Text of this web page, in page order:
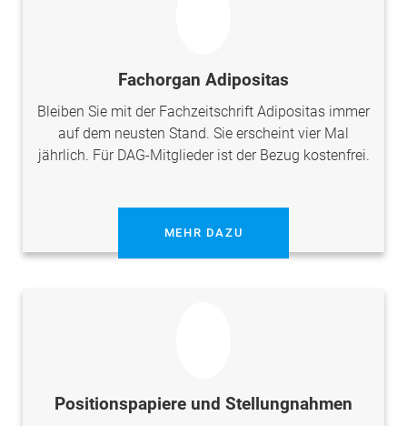
Fachorgan Adipositas
Bleiben Sie mit der Fachzeitschrift Adipositas immer
auf dem neusten Stand. Sie erscheint vier Mal
jährlich. Für DAG-Mitglieder ist der Bezug kostenfrei.
MEHR DAZU
Positionspapiere und Stellungnahmen